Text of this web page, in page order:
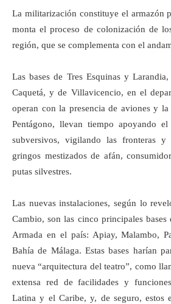
La militarización constituye el armazón
monta el proceso de colonización de
región, que se complementa con el
Las bases de Tres Esquinas y
Caquetá, y de Villavicencio, en el
operan con la presencia de aviones y
Pentágono, llevan tiempo apoyando
subversivos, vigilando las fronteras y
gringos mestizados de afán,
putas silvestres.
Las nuevas instalaciones, según lo
Cambio, son las cinco principales
Armada en el país: Apiay, Malambo,
Bahía de Málaga. Estas bases harían
nueva “arquitectura del teatro”, como
extensa red de facilidades y
Latina y el Caribe, y, de seguro, estos